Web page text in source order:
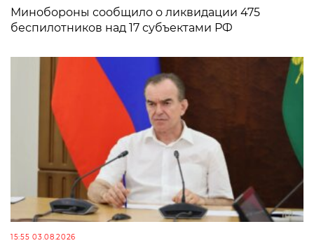
Минобороны сообщило о ликвидации 475
беспилотников над 17 субъектами РФ
15:55 03.08.2026